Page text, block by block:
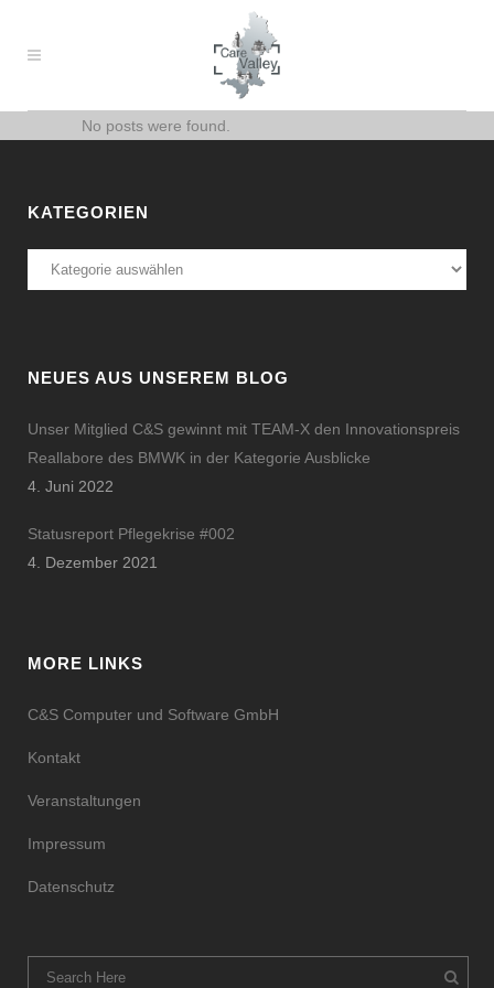
No posts were found.
KATEGORIEN
Kategorien
NEUES AUS UNSEREM BLOG
Unser Mitglied C&S gewinnt mit TEAM-X den Innovationspreis
Reallabore des BMWK in der Kategorie Ausblicke
4. Juni 2022
Statusreport Pflegekrise #002
4. Dezember 2021
MORE LINKS
C&S Computer und Software GmbH
Kontakt
Veranstaltungen
Impressum
Datenschutz